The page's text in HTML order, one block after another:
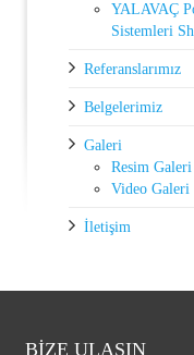
YALAVAÇ
Sistemleri
Referanslarımız
Belgelerimiz
Galeri
Resim Galeri
Video Galeri
İletişim
BİZE ULAŞIN